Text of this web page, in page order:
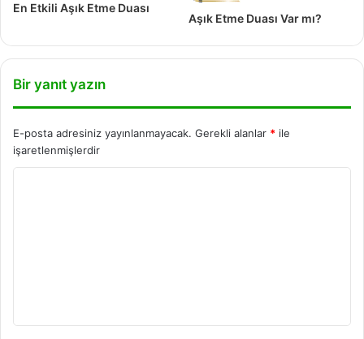
En Etkili Aşık Etme Duası
Aşık Etme Duası Var mı?
Bir yanıt yazın
E-posta adresiniz yayınlanmayacak. Gerekli alanlar * ile
işaretlenmişlerdir